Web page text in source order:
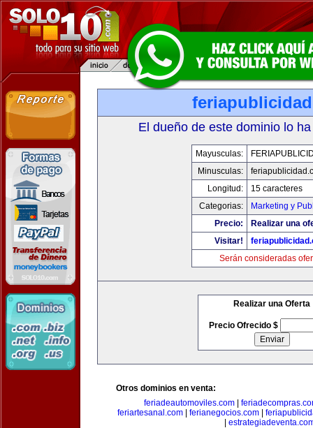
El dueño de este dominio lo
Mayusculas:
Minusculas:
Longitud:
15 caracteres
Categorias:
Marketing y
Precio:
Realizar una
Visitar!
Serán consideradas
Realizar una Oferta
Precio Ofrecido $
Otros dominios en venta:
feriadeautomoviles.com
feriartesanal.com
ferianegocios.com